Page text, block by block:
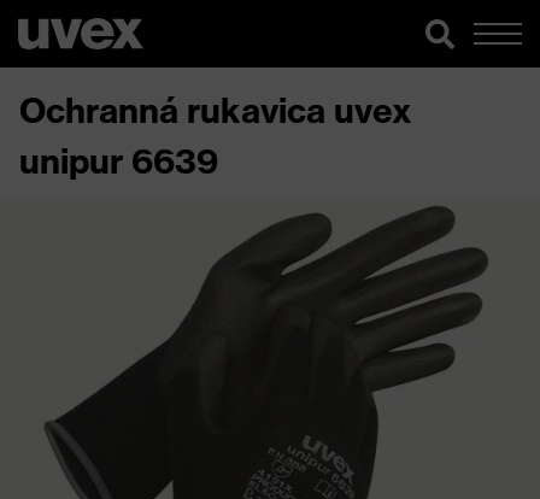
Ochranná rukavica uvex
unipur 6639